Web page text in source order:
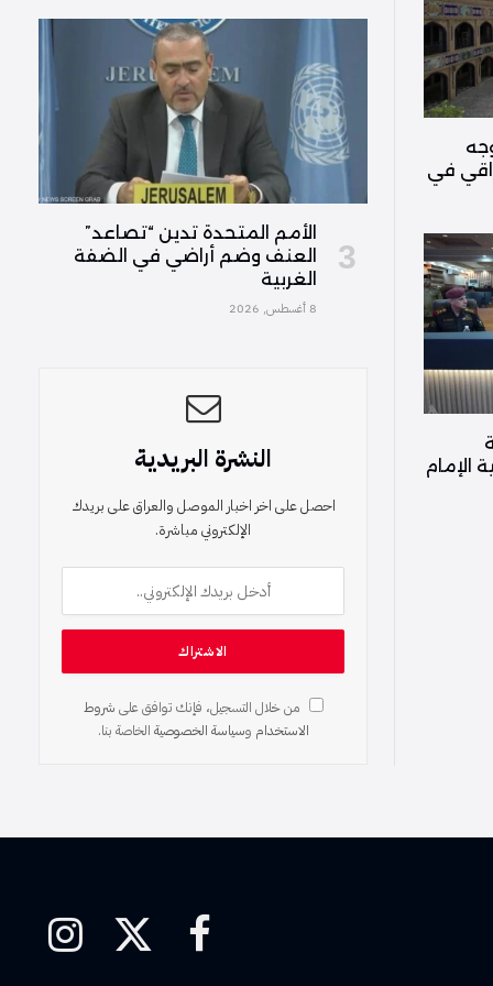
في
الإمام
الأمم المتحدة تدين “تصاعد”
العنف وضم أراضي في الضفة
الغربية
8 أغسطس, 2026
النشرة البريدية
احصل على اخر اخبار الموصل والعراق على بريدك
الإلكتروني مباشرة.
من خلال التسجيل، فإنك توافق على شروط
الاستخدام وسياسة الخصوصية الخاصة بنا.
فيسبوك
X
الانستغرام